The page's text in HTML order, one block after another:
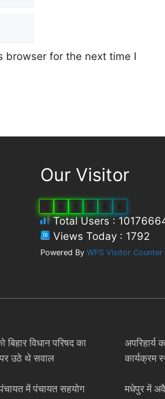
browser for the next time I
Our Visitor
7
Total Users :
Views Today : 1792
Powered By WPS Visitor Counter
विधान परिषद का
पर उठे थे सवाल
अपरिहार्य
कार्यक्रम
पंचायत में पंचायत सहयोग मधेपुर में